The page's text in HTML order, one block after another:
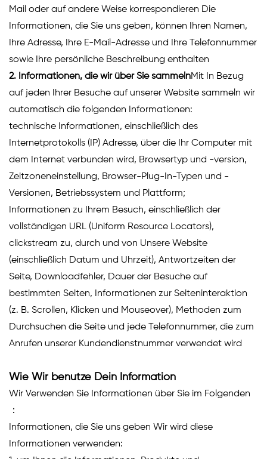
Mail oder auf andere Weise korrespondieren Die
Informationen, die Sie uns geben, können Ihren Namen,
Ihre Adresse, Ihre E-Mail-Adresse und Ihre Telefonnummer
sowie Ihre persönliche Beschreibung enthalten
2. Informationen, die wir über Sie sammelnMit In Bezug
auf jeden Ihrer Besuche auf unserer Website sammeln wir
automatisch die folgenden Informationen:
technische Informationen, einschließlich des
Internetprotokolls (IP) Adresse, über die Ihr Computer mit
dem Internet verbunden wird, Browsertyp und -version,
Zeitzoneneinstellung, Browser-Plug-In-Typen und -
Versionen, Betriebssystem und Plattform;
Informationen zu Ihrem Besuch, einschließlich der
vollständigen URL (Uniform Resource Locators),
clickstream zu, durch und von Unsere Website
(einschließlich Datum und Uhrzeit), Antwortzeiten der
Seite, Downloadfehler, Dauer der Besuche auf
bestimmten Seiten, Informationen zur Seiteninteraktion
(z. B. Scrollen, Klicken und Mouseover), Methoden zum
Durchsuchen die Seite und jede Telefonnummer, die zum
Anrufen unserer Kundendienstnummer verwendet wird
Wie Wir benutze Dein Information
Wir Verwenden Sie Informationen über Sie im Folgenden
：
Informationen, die Sie uns geben Wir wird diese
Informationen verwenden: